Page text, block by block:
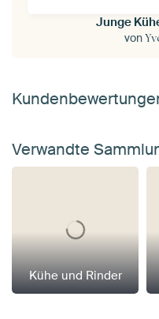
Junge
von
Verwandte
Kühe und Rinder